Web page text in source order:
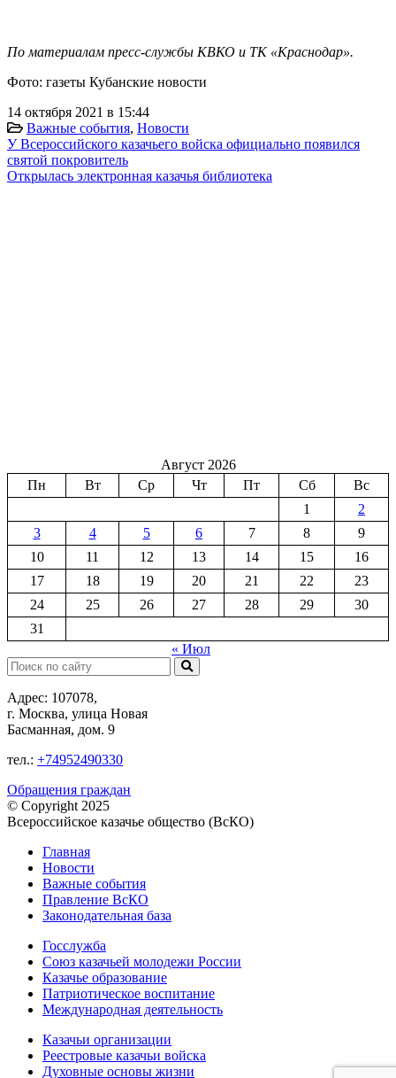
По материалам пресс-службы КВКО и ТК «Краснодар».
Фото: газеты Кубанские новости
14 октября 2021 в 15:44
Важные события, Новости
У Всероссийского казачьего войска официально появился
святой покровитель
Открылась электронная казачья библиотека
Август 2026
Пн
Вт Ср Чт Пт Сб
Вс
1
2
3
4 5 6 7 8
9
10
11 12 13 14 15
16
17
18 19 20 21 22
23
24
25 26 27 28 29
30
31
« Июл
Поиск:
Адрес: 107078,
г. Москва, улица Новая
Басманная, дом. 9
тел.: +74952490330
Обращения граждан
© Copyright 2025
Всероссийское казачье общество (ВсКО)
Главная
Новости
Важные события
Правление ВсКО
Законодательная база
Госслужба
Союз казачьей молодежи России
Казачье образование
Патриотическое воспитание
Международная деятельность
Казачьи организации
Реестровые казачьи войска
Духовные основы жизни